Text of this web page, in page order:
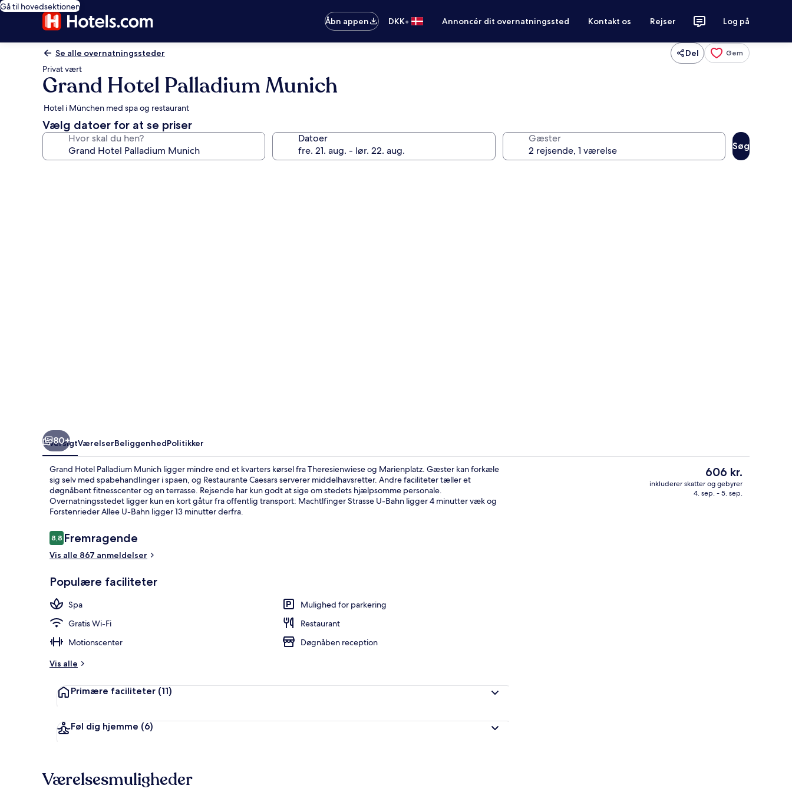
Gå til hovedsektionen
Åbn appen
DKK• Annoncér dit overnatningssted Kontakt os Rejser Log på
Se alle overnatningssteder Del Gem
Privat vært
Grand Hotel Palladium Munich
Hotel i München med spa og restaurant
Vælg datoer for at se priser
Hvor skal du hen? Datoer Gæster
Søg
Bar (på overnatningsstedet)
80+
OversigtVærelserBeliggenhedPolitikker
Grand Hotel Palladium Munich ligger mindre end et kvarters kørsel fra Theresienwiese og Marienplatz. Gæster kan forkæle
sig selv med spabehandlinger i spaen, og Restaurante Caesars serverer middelhavsretter. Andre faciliteter tæller et
døgnåbent fitnesscenter og en terrasse. Rejsende har kun godt at sige om stedets hjælpsomme personale.
Overnatningsstedet ligger kun en kort gåtur fra offentlig transport: Machtlfinger Strasse U-Bahn ligger 4 minutter væk og
Forstenrieder Allee U-Bahn ligger 13 minutter derfra.
Anmeldelser
8,88,8 ud af 10.
Fremragende
Vis alle 867 anmeldelser
Populære faciliteter
Spa
Mulighed for parkering
Gratis Wi-Fi
Restaurant
Motionscenter
Døgnåben reception
Vis alle
Primære faciliteter (11)
Føl dig hjemme (6)
Den
nuværende
pris
606 kr.
inkluderer skatter og gebyrer
4. sep. - 5. sep.
Værelsesmuligheder